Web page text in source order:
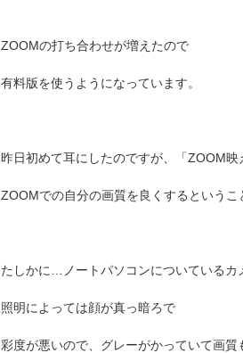
ZOOMの打ち合わせが増えたので
有料版を使うようになっています。
昨日初めて耳にしたのですが、「ZOOM映
ZOOMでの自分の画質を良くするというこ
たしかに…ノートパソコンについているカ
照明によっては顔が真っ暗ろで
彩度が悪いので、グレーがかっていて画質